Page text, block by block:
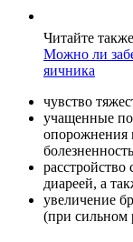
Читайте
Можно ли
яичника
чувство
учащенные
опорожнения
расстройство
диареей, а
увеличение
(при сильном